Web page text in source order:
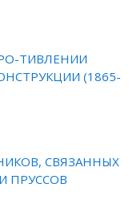
ТИВЛЕНИИ
(1865-
СВЯЗАННЫХ
ПРУССОВ